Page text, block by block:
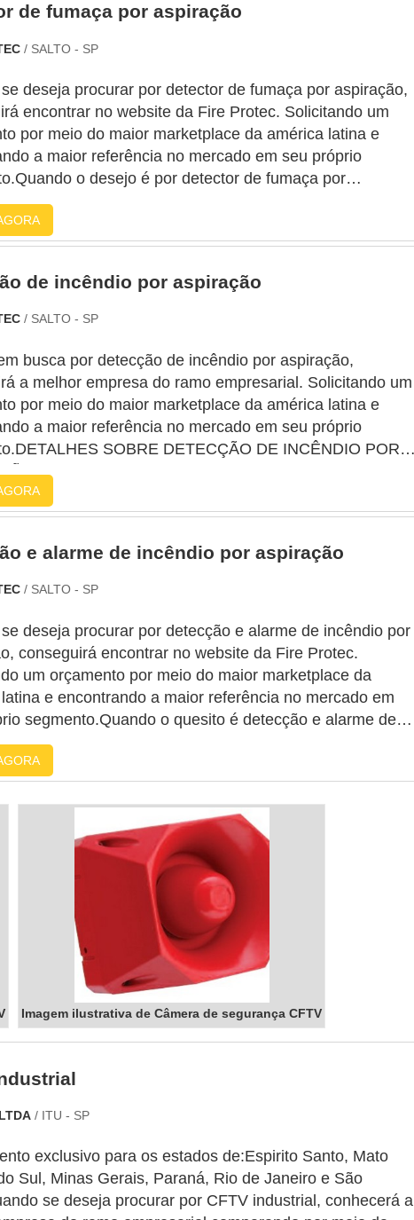
de fumaça por aspiração
/ SALTO - SP
deseja procurar por detector de fumaça por aspiração,
encontrar no website da Fire Protec. Solicitando um
por meio do maior marketplace da américa latina e
a maior referência no mercado em seu próprio
o desejo é por detector de fumaça por
com os profissionais da Fire Protec obterá ótima
com eficiência técnica e agilidade na prestação dos
DETALH...
de incêndio por aspiração
/ SALTO - SP
busca por detecção de incêndio por aspiração,
a melhor empresa do ramo empresarial. Solicitando um
por meio do maior marketplace da américa latina e
a maior referência no mercado em seu próprio
SOBRE DETECÇÃO DE INCÊNDIO POR
precisa de detecção de incêndio por aspiração
empresa inovadora, descobre o site da Fire Protec. A
trabalha com elaboração de...
e alarme de incêndio por aspiração
/ SALTO - SP
deseja procurar por detecção e alarme de incêndio por
conseguirá encontrar no website da Fire Protec.
um orçamento por meio do maior marketplace da
e encontrando a maior referência no mercado em
segmento.Quando o quesito é detecção e alarme de
aspiração, com a equipe da Fire Protec poderá contar
com soluções para questões relativas à segurança
Imagem ilustrativa de Câmera de segurança CFTV
/ ITU - SP
exclusivo para os estados de:Espirito Santo, Mato
Sul, Minas Gerais, Paraná, Rio de Janeiro e São
se deseja procurar por CFTV industrial, conhecerá a